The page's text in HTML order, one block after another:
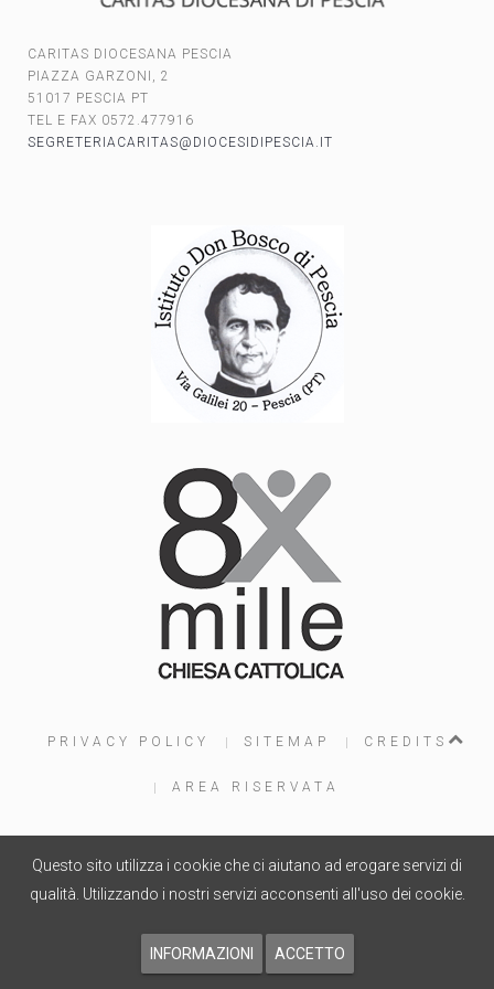
Questo sito utilizza i cookie che ci aiutano ad erogare servizi di
qualità. Utilizzando i nostri servizi acconsenti all'uso dei cookie.
INFORMAZIONI ACCETTO
CARITAS DIOCESANA PESCIA
PIAZZA GARZONI, 2
51017 PESCIA PT
TEL E FAX 0572.477916
SEGRETERIACARITAS@DIOCESIDIPESCIA.IT
PRIVACY POLICY SITEMAP CREDITS
AREA RISERVATA
PROGETTO WEB WOOLA.IT - COPYRIGHT © 2015